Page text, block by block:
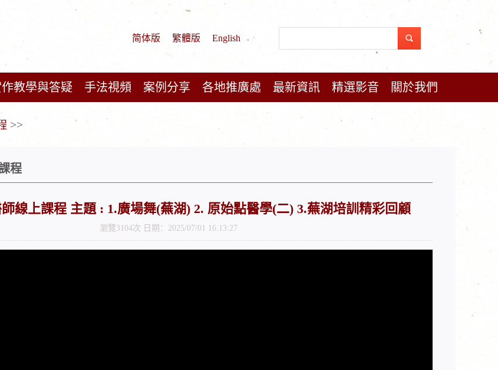
简体版 繁體版 English
教學與答疑 手法視頻 案例分享 各地推廣處 最新資訊 精選影音 關於我們
>>
程
師線上課程 主題 : 1.廣場舞(蕪湖) 2. 原始點醫學(二) 3.蕪湖培訓精彩回顧
瀏覽3104次 日期：2025/07/01 16:13:27